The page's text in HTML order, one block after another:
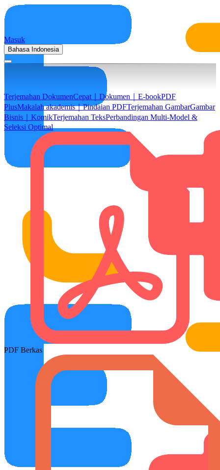
Masuk
Bahasa Indonesia
Terjemahan DokumenCepat｜Dokumen｜E-bookPDF
PlusMakalah akademis｜Pindaian PDFTerjemahan GambarGambar
Bisnis｜KomikTerjemahan TeksPerbandingan Multi-Model &
Seleksi Optimal
PDF Berkas